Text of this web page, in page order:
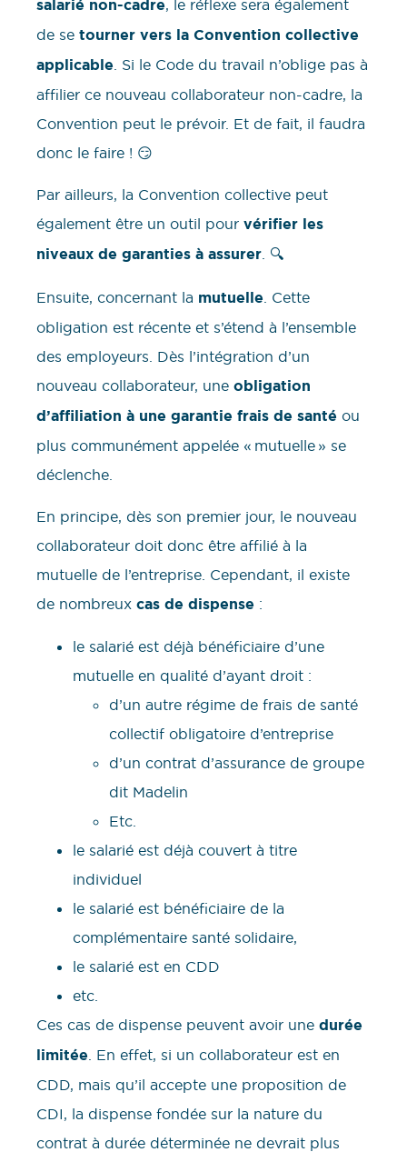
salarié non-cadre, le réflexe sera également
de se tourner vers la Convention collective
applicable . Si le Code du travail n’oblige pas à
affilier ce nouveau collaborateur non-cadre, la
Convention peut le prévoir. Et de fait, il faudra
donc le faire ! 😏
Par ailleurs, la Convention collective peut
également être un outil pour vérifier les
niveaux de garanties à assurer. 🔍
Ensuite, concernant la mutuelle . Cette
obligation est récente et s’étend à l’ensemble
des employeurs. Dès l’intégration d’un
nouveau collaborateur, une obligation
d’affiliation à une garantie frais de santé ou
plus communément appelée « mutuelle » se
déclenche.
En principe, dès son premier jour, le nouveau
collaborateur doit donc être affilié à la
mutuelle de l’entreprise. Cependant, il existe
de nombreux cas de dispense :
le salarié est déjà bénéficiaire d’une
mutuelle en qualité d’ayant droit :
d’un autre régime de frais de santé
collectif obligatoire d’entreprise
d’un contrat d’assurance de groupe
dit Madelin
Etc.
le salarié est déjà couvert à titre
individuel
le salarié est bénéficiaire de la
complémentaire santé solidaire,
le salarié est en CDD
etc.
Ces cas de dispense peuvent avoir une durée
limitée. En effet, si un collaborateur est en
CDD, mais qu’il accepte une proposition de
CDI, la dispense fondée sur la nature du
contrat à durée déterminée ne devrait plus